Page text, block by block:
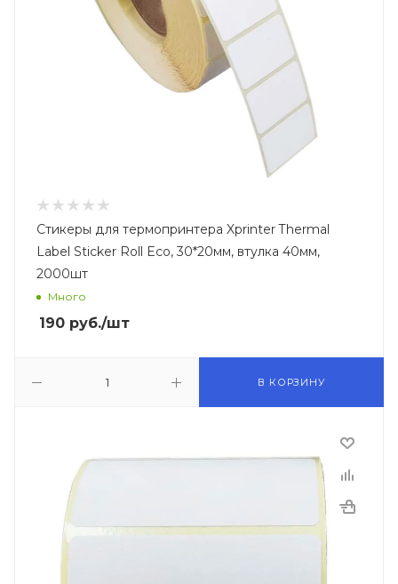
Стикеры для термопринтера Xprinter Thermal
Label Sticker Roll Eco, 30*20мм, втулка 40мм,
2000шт
Много
190 руб./шт
В КОРЗИНУ